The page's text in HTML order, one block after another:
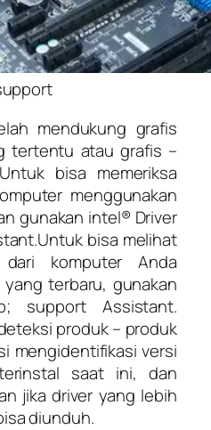
mendukung grafis
tertentu atau grafis –
bisa memeriksa
menggunakan
gunakan intel® Driver
bisa melihat
komputer Anda
terbaru, gunakan
support Assistant.
produk – produk
mengidentifikasi versi
saat ini, dan
jika driver yang lebih
diunduh.